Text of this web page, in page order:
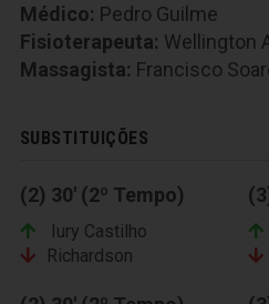
Médico: Pedro Guilme
Fisioterapeuta: Wellington
Massagista: Francisco
SUBSTITUIÇÕES
(2) 30' (2º Tempo)
Iury Castilho
Richardson